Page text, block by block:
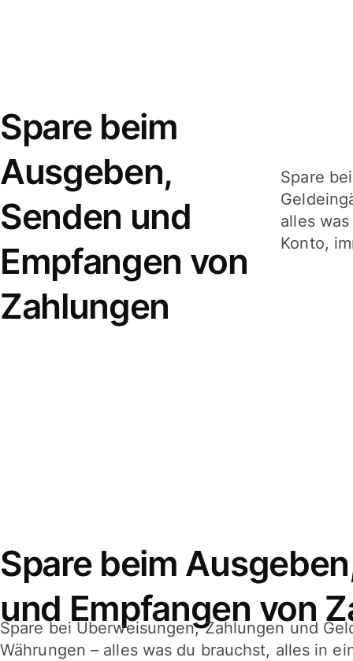
Spare beim
Ausgeben,
Senden und
Empfangen von
Zahlungen
Spare
alles
Konto,
Spare beim
und Empfangen von
Spare bei Überweisungen, Zahlungen und
Währungen – alles was du brauchst, alles in